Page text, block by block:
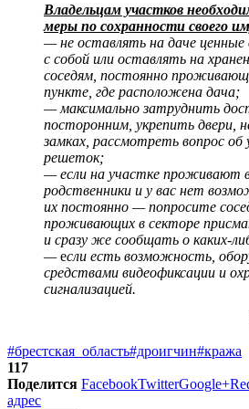
Владельцам участков
меры по сохранности своего
— не оставлять на даче
с собой или оставлять на
соседям, постоянно
пункте, где расположена дача;
— максимально затруднить
посторонним, укрепить двери,
замках, рассмотреть вопрос об
решеток;
— если на участке проживают
родственники и у вас нет
их постоянно — попросите
проживающих в секторе
и сразу же сообщать о каких-
—если есть возможность,
средствами видеофиксации и
сигнализацией.
#брестская_область#дроигчин#кража
117
Поделится FacebookTwitterGoogle+
адрес